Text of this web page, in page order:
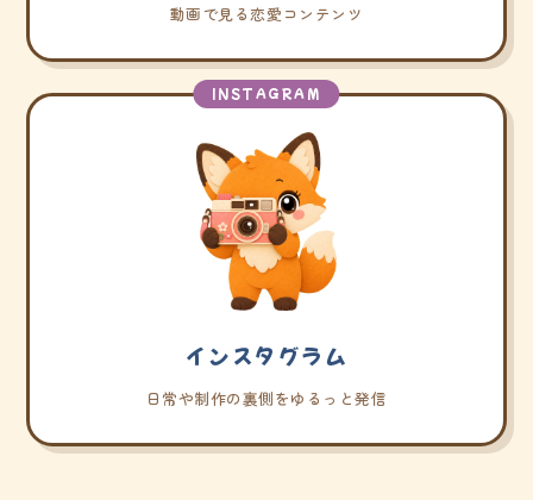
動画で見る恋愛コンテンツ
INSTAGRAM
インスタグラム
日常や制作の裏側をゆるっと発信